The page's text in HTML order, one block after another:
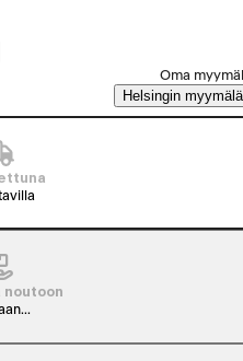
Oma
Helsingin myymälä
noutoon